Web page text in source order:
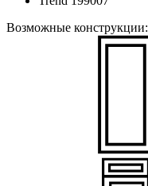
Возможные конструкции: